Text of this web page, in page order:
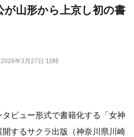
2026年3月27日 10時
が山形から上京し初の書
ビュー形式で書籍化する「女神
するサクラ出版（神奈川県川崎